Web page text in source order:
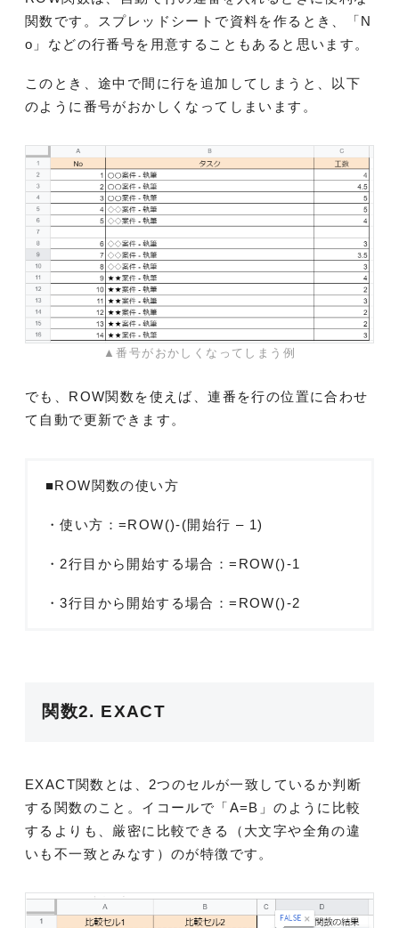
関数です。スプレッドシートで資料を作るとき、「N
o」などの行番号を用意することもあると思います。
このとき、途中で間に行を追加してしまうと、以下
のように番号がおかしくなってしまいます。
▲番号がおかしくなってしまう例
でも、ROW関数を使えば、連番を行の位置に合わせ
て自動で更新できます。
■ROW関数の使い方
・使い方：=ROW()-(開始行 – 1)
・2行目から開始する場合：=ROW()-1
・3行目から開始する場合：=ROW()-2
関数2. EXACT
EXACT関数とは、2つのセルが一致しているか判断
する関数のこと。イコールで「A=B」のように比較
するよりも、厳密に比較できる（大文字や全角の違
いも不一致とみなす）のが特徴です。